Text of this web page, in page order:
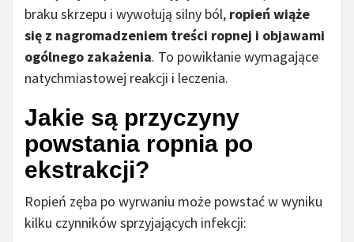
braku skrzepu i wywołują silny ból, ropień wiąże
się z nagromadzeniem treści ropnej i objawami
ogólnego zakażenia. To powikłanie wymagające
natychmiastowej reakcji i leczenia.
Jakie są przyczyny
powstania ropnia po
ekstrakcji?
Ropień zęba po wyrwaniu może powstać w wyniku
kilku czynników sprzyjających infekcji: